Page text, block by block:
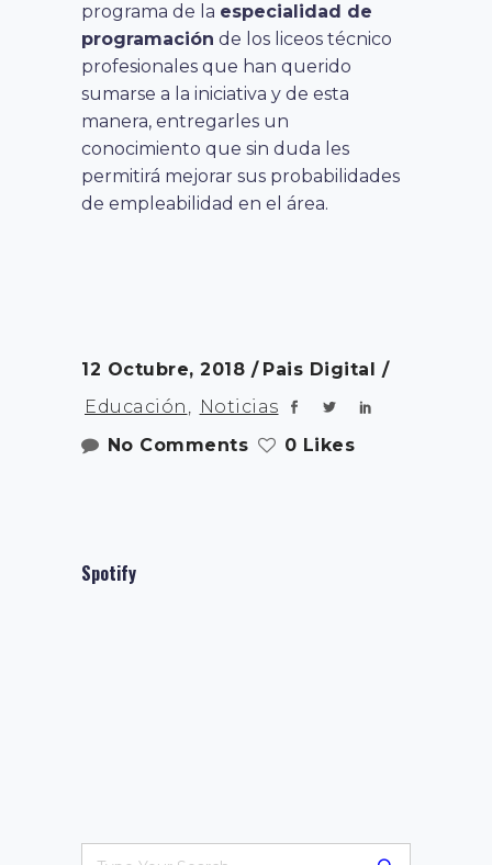
programa de la especialidad de
programación de los liceos técnico
profesionales que han querido
sumarse a la iniciativa y de esta
manera, entregarles un
conocimiento que sin duda les
permitirá mejorar sus probabilidades
de empleabilidad en el área.
12 Octubre, 2018
Pais Digital
Educación , Noticias
No Comments
0 Likes
Spotify